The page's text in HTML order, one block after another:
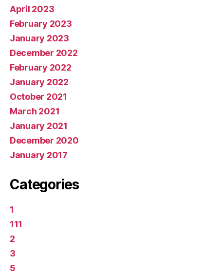
April 2023
February 2023
January 2023
December 2022
February 2022
January 2022
October 2021
March 2021
January 2021
December 2020
January 2017
Categories
1
111
2
3
5